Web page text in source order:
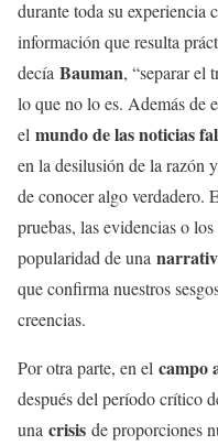
durante toda su experiencia
información que resulta
decía Bauman, “separar el
lo que no lo es. Además de
el mundo de las noticias
en la desilusión de la razón
de conocer algo verdadero.
pruebas, las evidencias o
popularidad de una
que confirma nuestros
creencias.
Por otra parte, en el campo
después del período crítico
una crisis de proporciones